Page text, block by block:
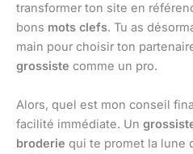
transformer ton site en
bons mots clefs. Tu as
main pour choisir ton
grossiste comme un pro.
Alors, quel est mon conseil
facilité immédiate. Un
broderie qui te promet la lune